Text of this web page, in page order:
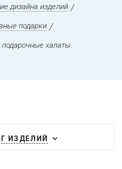
дизайна изделий
подарки
халаты
ИЗДЕЛИЙ